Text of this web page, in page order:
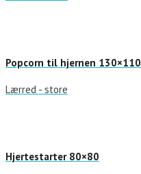
Popcorn til hjernen 130×110
Lærred - store
Hjertestarter 80×80